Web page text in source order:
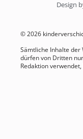
Design
© 2026
Sämtliche Inhalte der
dürfen von Dritten
Redaktion